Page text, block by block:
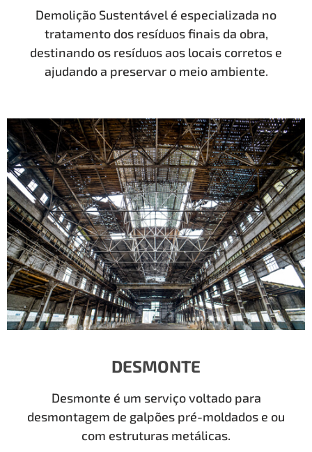
Demolição Sustentável é especializada no
tratamento dos resíduos finais da obra,
destinando os resíduos aos locais corretos e
ajudando a preservar o meio ambiente.
DESMONTE
Desmonte é um serviço voltado para
desmontagem de galpões pré-moldados e ou
com estruturas metálicas.